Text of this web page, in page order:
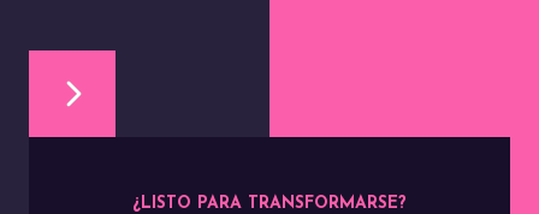
¿LISTO PARA TRANSFORMARSE?